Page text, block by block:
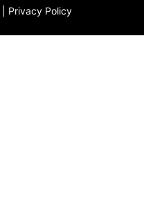
Privacy Policy